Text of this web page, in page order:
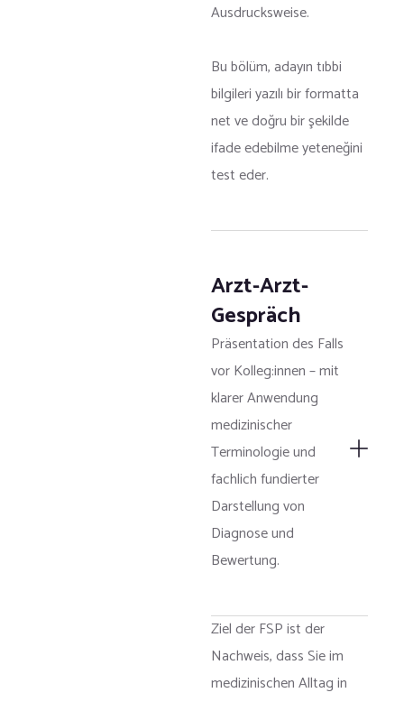
Ausdrucksweise.
Bu bölüm, adayın tıbbi
bilgileri yazılı bir formatta
net ve doğru bir şekilde
ifade edebilme yeteneğini
test eder.
Arzt-Arzt-
Gespräch
Präsentation des Falls
vor Kolleg:innen – mit
klarer Anwendung
medizinischer
Terminologie und
fachlich fundierter
Darstellung von
Diagnose und
Bewertung.
Ziel der FSP ist der
Nachweis, dass Sie im
medizinischen Alltag in